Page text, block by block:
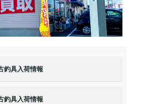
釣具入荷情報
釣具入荷情報